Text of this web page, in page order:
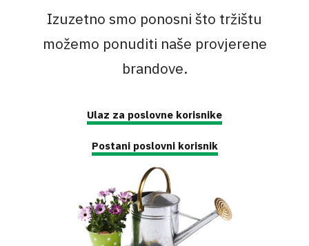
Izuzetno smo ponosni što tržištu
možemo ponuditi naše provjerene
brandove.
Ulaz za poslovne korisnike
Postani poslovni korisnik